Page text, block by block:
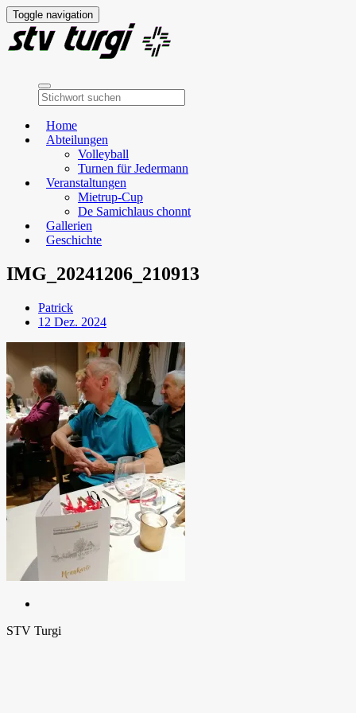
Toggle navigation
Home
Abteilungen
Volleyball
Turnen für Jedermann
Veranstaltungen
Mietrup-Cup
De Samichlaus chonnt
Gallerien
Geschichte
IMG_20241206_210913
Patrick
12 Dez. 2024
STV Turgi